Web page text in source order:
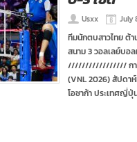
Usxx July
ทีมนักตบสาวไทย ต้า
สนาม 3 วอลเลย์บ
///////////////// การ
(VNL 2026) สัปดาห์
โอซาก้า ประเทศญี่